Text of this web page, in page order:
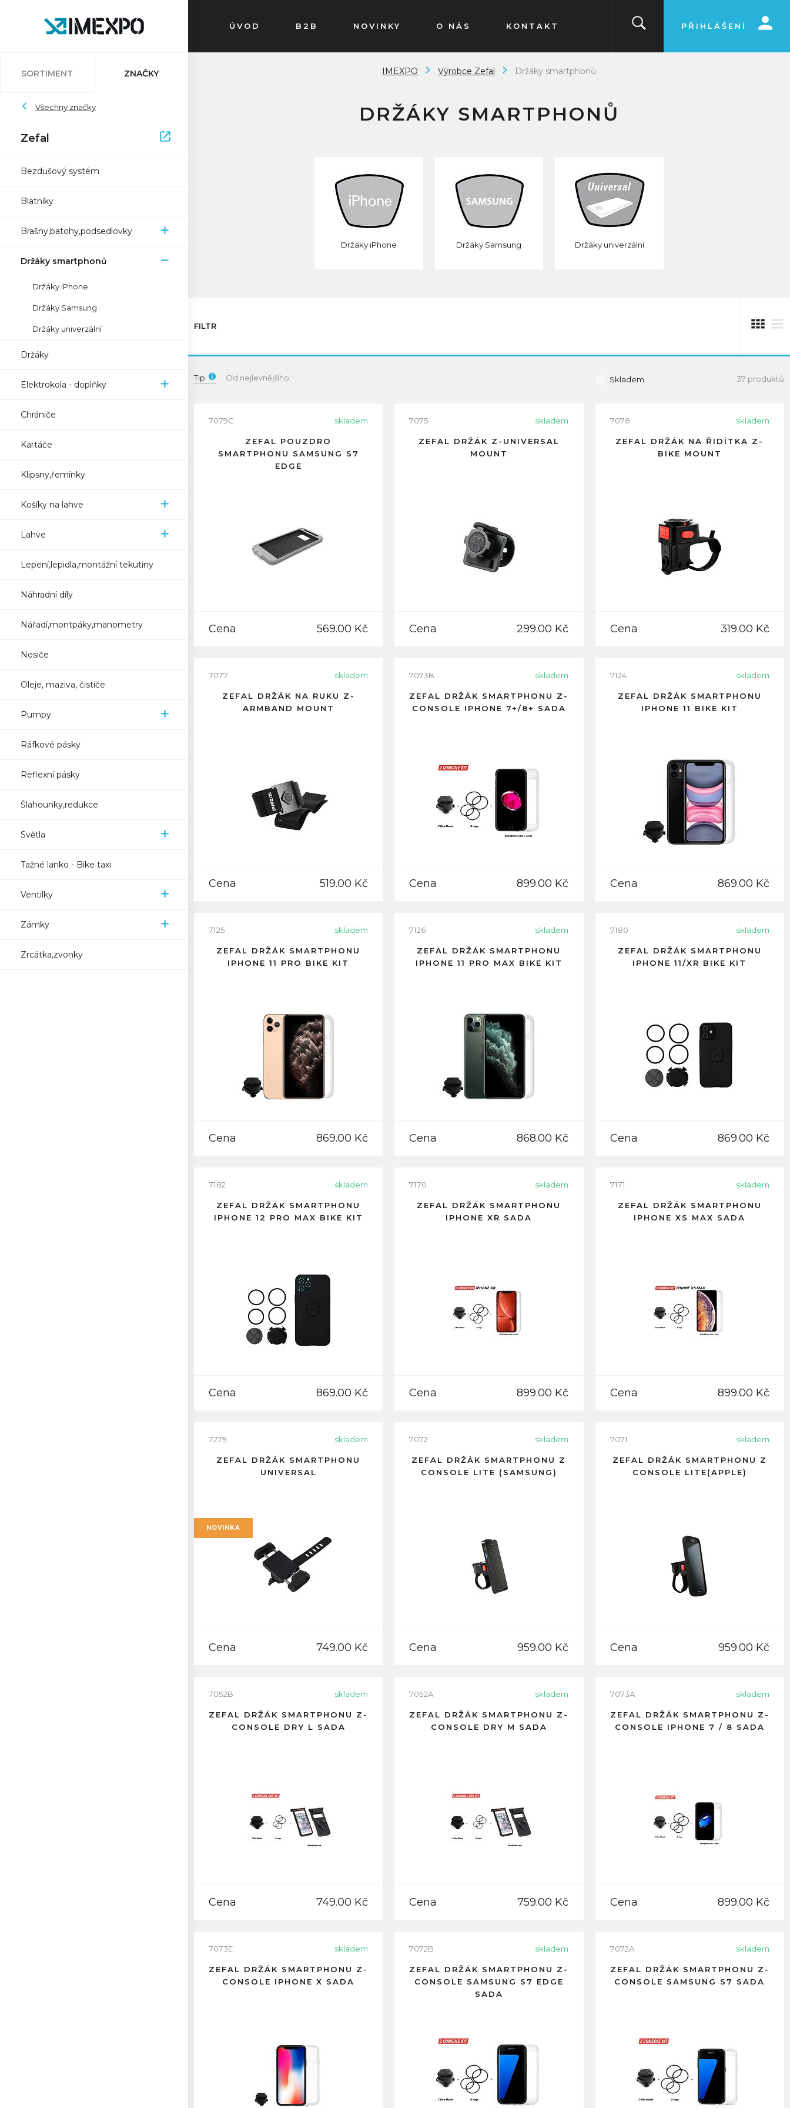
SORTIMENT ZNAČKY
Auvray
Atlantic
Bleedkit
Bosch
Impac
Schwalbe
Pletscher
Ryde
Sapim
Trelock
Zefal
Všechny značky
Zefal
Bezdušový systém
Blatníky
Brašny,batohy,podsedlovky
Držáky smartphonů
Držáky iPhone
Držáky Samsung
Držáky univerzální
Držáky
Elektrokola - doplňky
Chrániče
Kartáče
Klipsny,řemínky
Košíky na lahve
Lahve
Lepení,lepidla,montážní tekutiny
Náhradní díly
Nářadí,montpáky,manometry
Nosiče
Oleje, maziva, čističe
Pumpy
Ráfkové pásky
Reflexní pásky
Šlahounky,redukce
Světla
Tažné lanko - Bike taxi
Ventilky
Zámky
Zrcátka,zvonky
XON
ÚVOD B2B NOVINKY O NÁS KONTAKT PŘIHLÁŠENÍ
IMEXPO Výrobce Zefal Držáky smartphonů
DRŽÁKY SMARTPHONŮ
Držáky iPhone Držáky Samsung Držáky univerzální
FILTR
Tip Od nejlevnějšího Skladem 37 produktů
7079C skladem
ZEFAL POUZDRO
SMARTPHONU SAMSUNG S7
EDGE
Cena 569.00 Kč
7075 skladem
ZEFAL DRŽÁK Z-UNIVERSAL
MOUNT
Cena 299.00 Kč
7078 skladem
ZEFAL DRŽÁK NA ŘIDÍTKA Z-
BIKE MOUNT
Cena 319.00 Kč
7077 skladem
ZEFAL DRŽÁK NA RUKU Z-
ARMBAND MOUNT
Cena 519.00 Kč
7073B skladem
ZEFAL DRŽÁK SMARTPHONU Z-
CONSOLE IPHONE 7+/8+ SADA
Cena 899.00 Kč
7124 skladem
ZEFAL DRŽÁK SMARTPHONU
IPHONE 11 BIKE KIT
Cena 869.00 Kč
7125 skladem
ZEFAL DRŽÁK SMARTPHONU
IPHONE 11 PRO BIKE KIT
Cena 869.00 Kč
7126 skladem
ZEFAL DRŽÁK SMARTPHONU
IPHONE 11 PRO MAX BIKE KIT
Cena 868.00 Kč
7180 skladem
ZEFAL DRŽÁK SMARTPHONU
IPHONE 11/XR BIKE KIT
Cena 869.00 Kč
7182 skladem
ZEFAL DRŽÁK SMARTPHONU
IPHONE 12 PRO MAX BIKE KIT
Cena 869.00 Kč
7170 skladem
ZEFAL DRŽÁK SMARTPHONU
IPHONE XR SADA
Cena 899.00 Kč
7171 skladem
ZEFAL DRŽÁK SMARTPHONU
IPHONE XS MAX SADA
Cena 899.00 Kč
7279 skladem
ZEFAL DRŽÁK SMARTPHONU
UNIVERSAL
NOVINKA
Cena 749.00 Kč
7072 skladem
ZEFAL DRŽÁK SMARTPHONU Z
CONSOLE LITE (SAMSUNG)
Cena 959.00 Kč
7071 skladem
ZEFAL DRŽÁK SMARTPHONU Z
CONSOLE LITE(APPLE)
Cena 959.00 Kč
7052B skladem
ZEFAL DRŽÁK SMARTPHONU Z-
CONSOLE DRY L SADA
Cena 749.00 Kč
7052A skladem
ZEFAL DRŽÁK SMARTPHONU Z-
CONSOLE DRY M SADA
Cena 759.00 Kč
7073A skladem
ZEFAL DRŽÁK SMARTPHONU Z-
CONSOLE IPHONE 7 / 8 SADA
Cena 899.00 Kč
7073E skladem
ZEFAL DRŽÁK SMARTPHONU Z-
CONSOLE IPHONE X SADA
7072B skladem
ZEFAL DRŽÁK SMARTPHONU Z-
CONSOLE SAMSUNG S7 EDGE
SADA
7072A skladem
ZEFAL DRŽÁK SMARTPHONU Z-
CONSOLE SAMSUNG S7 SADA